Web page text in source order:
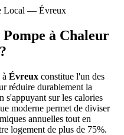
Local — Évreux
à Chaleur
Évreux constitue l'un des
réduire durablement la
s'appuyant sur les calories
moderne permet de diviser
annuelles tout en
logement de plus de 75%.